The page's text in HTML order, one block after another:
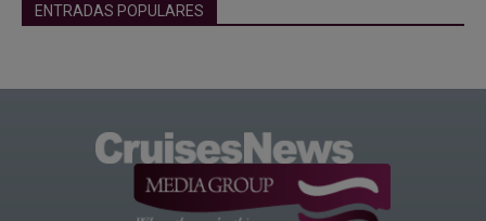
ENTRADAS POPULARES